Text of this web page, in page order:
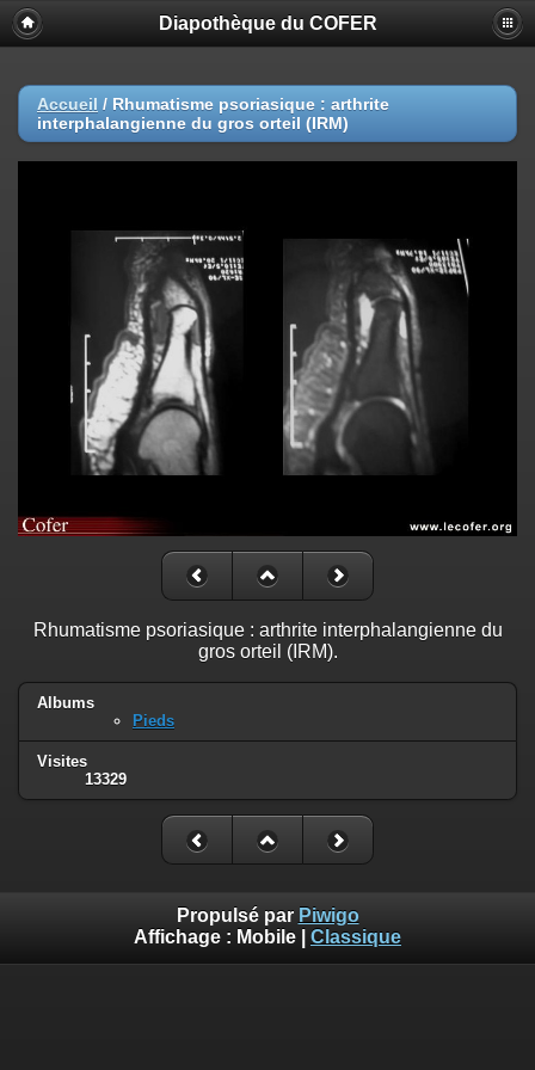
Diapothèque du COFER
Accueil / Rhumatisme psoriasique : arthrite
interphalangienne du gros orteil (IRM)
Rhumatisme psoriasique : arthrite interphalangienne du
gros orteil (IRM).
Albums
Pieds
Visites
13329
Propulsé par Piwigo
Affichage : Mobile Classique